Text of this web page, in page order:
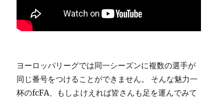
ヨーロッパリーグでは同一シーズンに複数の選手が
同じ番号をつけることができません。 そんな魅力一
杯のfcFA、もしよけえれば皆さんも足を運んでみて